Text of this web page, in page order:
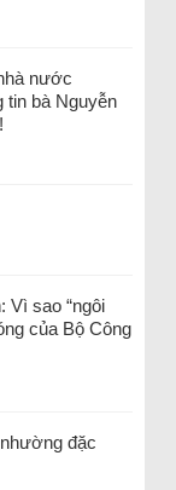
nước
tin bà Nguyễn
Vì sao “ngôi
của Bộ Công
đặc